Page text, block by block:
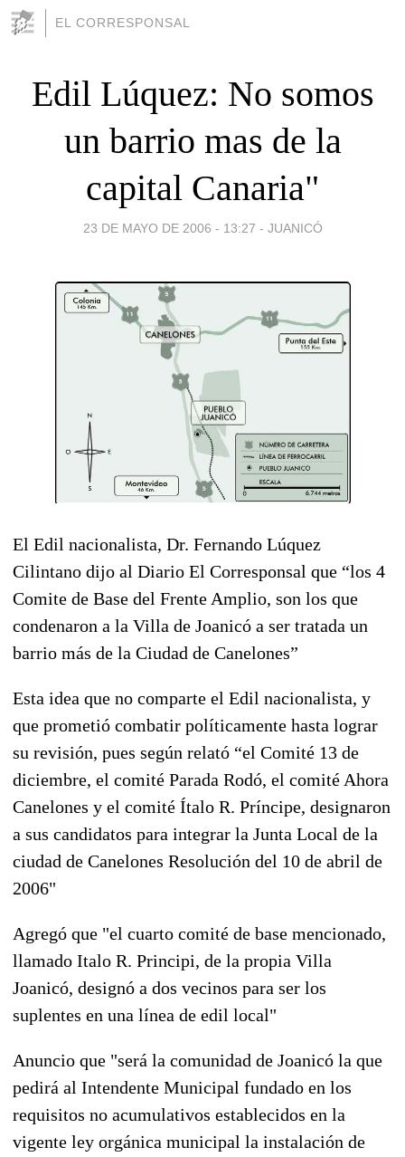
EL CORRESPONSAL
Edil Lúquez: No somos
un barrio mas de la
capital Canaria"
23 DE MAYO DE 2006 - 13:27 - JUANICÓ
El Edil nacionalista, Dr. Fernando Lúquez
Cilintano dijo al Diario El Corresponsal que “los 4
Comite de Base del Frente Amplio, son los que
condenaron a la Villa de Joanicó a ser tratada un
barrio más de la Ciudad de Canelones”
Esta idea que no comparte el Edil nacionalista, y
que prometió combatir políticamente hasta lograr
su revisión, pues según relató “el Comité 13 de
diciembre, el comité Parada Rodó, el comité Ahora
Canelones y el comité Ítalo R. Príncipe, designaron
a sus candidatos para integrar la Junta Local de la
ciudad de Canelones Resolución del 10 de abril de
2006"
Agregó que "el cuarto comité de base mencionado,
llamado Italo R. Principi, de la propia Villa
Joanicó, designó a dos vecinos para ser los
suplentes en una línea de edil local"
Anuncio que "será la comunidad de Joanicó la que
pedirá al Intendente Municipal fundado en los
requisitos no acumulativos establecidos en la
vigente ley orgánica municipal la instalación de